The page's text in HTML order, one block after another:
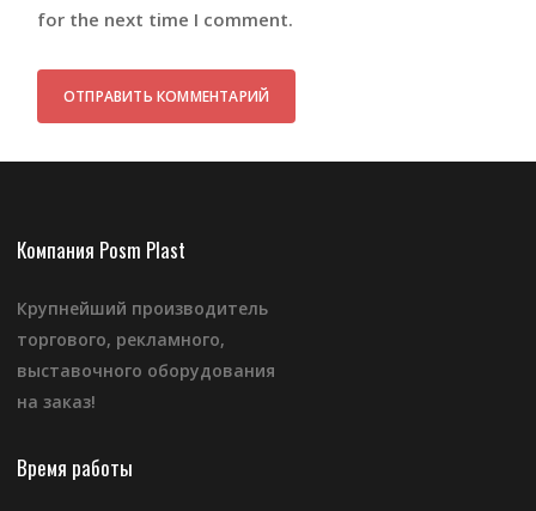
for the next time I comment.
Компания Posm Plast
Крупнейший производитель
торгового, рекламного,
выставочного оборудования
на заказ!
Время работы